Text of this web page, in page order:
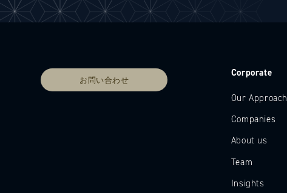
お問い合わせ
Corporate
Our Approach
Companies
About us
Team
Insights